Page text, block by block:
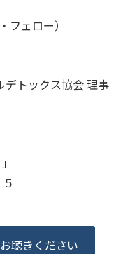
ェロー）
デトックス協会 理事
聴きください